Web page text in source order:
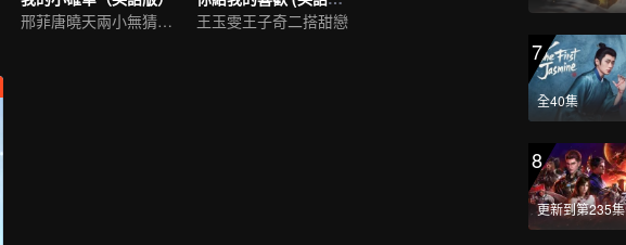
邢菲唐曉天兩小無猜甜戀
王玉雯王子奇二搭甜戀
7
全40集
8
更新到第235集